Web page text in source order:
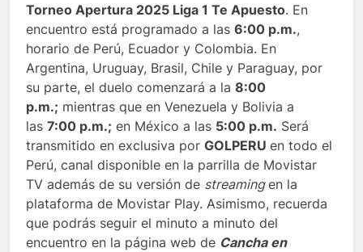
Torneo Apertura 2025 Liga 1 Te Apuesto. En
encuentro está programado a las 6:00 p.m.,
horario de Perú, Ecuador y Colombia. En
Argentina, Uruguay, Brasil, Chile y Paraguay, por
su parte, el duelo comenzará a la 8:00
p.m.; mientras que en Venezuela y Bolivia a
las 7:00 p.m.; en México a las 5:00 p.m. Será
transmitido en exclusiva por GOLPERU en todo el
Perú, canal disponible en la parrilla de Movistar
TV además de su versión de streamingen la
plataforma de Movistar Play. Asimismo, recuerda
que podrás seguir el minuto a minuto del
encuentro en la página web de Cancha en